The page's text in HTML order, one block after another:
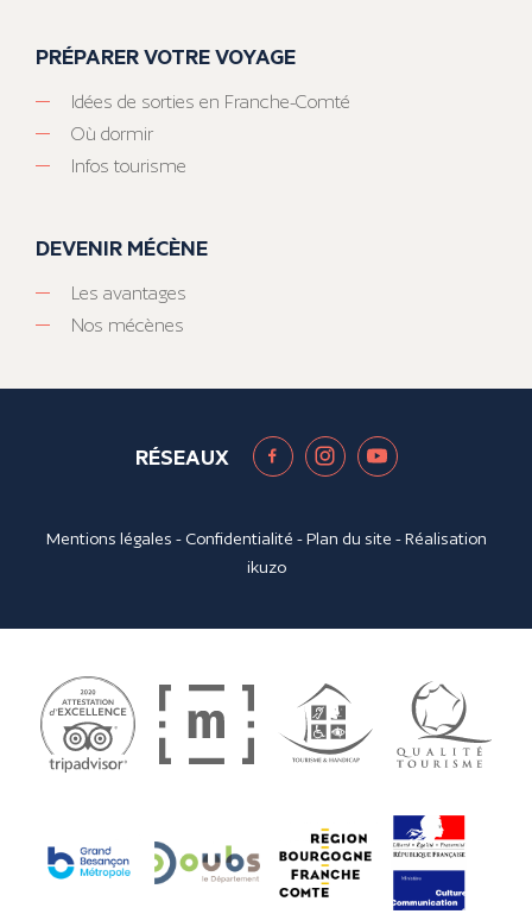
PRÉPARER VOTRE VOYAGE
Idées de sorties en Franche-Comté
Où dormir
Infos tourisme
DEVENIR MÉCÈNE
Les avantages
Nos mécènes
RÉSEAUX
Mentions légales - Confidentialité -Plan du site - Réalisation
ikuzo